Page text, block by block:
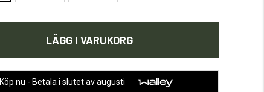
LÄGG I VARUKORG
Köp nu - Betala i slutet av augusti